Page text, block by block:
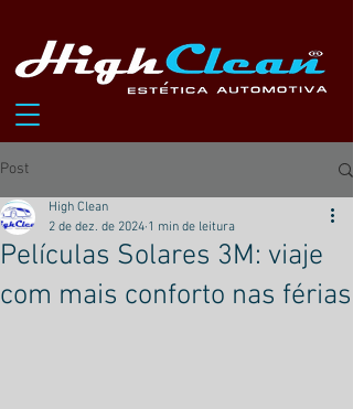
Post
Películas Solares 3M: viaje
com mais conforto nas férias
High Clean
2 de dez. de 2024 1 min de leitura